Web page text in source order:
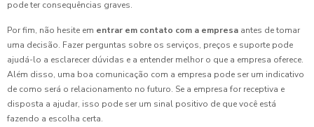
pode ter consequências graves.
Por fim, não hesite em entrar em contato com a empresa antes de tomar
uma decisão. Fazer perguntas sobre os serviços, preços e suporte pode
ajudá-lo a esclarecer dúvidas e a entender melhor o que a empresa oferece.
Além disso, uma boa comunicação com a empresa pode ser um indicativo
de como será o relacionamento no futuro. Se a empresa for receptiva e
disposta a ajudar, isso pode ser um sinal positivo de que você está
fazendo a escolha certa.